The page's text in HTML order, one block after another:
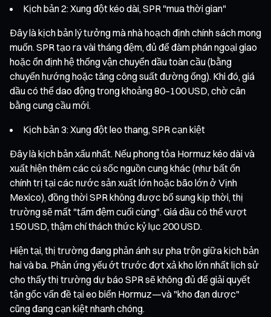
Kịch bản 2: Xung đột kéo dài, SPR "mua thời gian"
Đây là kịch bản lý tưởng mà nhà hoạch định chính sách mong
muốn. SPR tạo ra vài tháng đệm, đủ để đàm phán ngoại giao
hoặc ổn định hệ thống vận chuyển dầu toàn cầu (bằng
chuyển hướng hoặc tăng công suất đường ống). Khi đó, giá
dầu có thể dao động trong khoảng 80–100 USD, chờ cân
bằng cung cầu mới.
Kịch bản 3: Xung đột leo thang, SPR cạn kiệt
Đây là kịch bản xấu nhất. Nếu phong tỏa Hormuz kéo dài và
xuất hiện thêm các cú sốc nguồn cung khác (như bất ổn
chính trị tại các nước sản xuất lớn hoặc bão lớn ở Vịnh
Mexico), đồng thời SPR không được bổ sung kịp thời, thị
trường sẽ mất "tấm đệm cuối cùng". Giá dầu có thể vượt
150 USD, thậm chí thách thức kỷ lục 200 USD.
Hiện tại, thị trường đang phản ánh sự pha trộn giữa kịch bản
hai và ba. Phản ứng yếu ớt trước đợt xả kho lớn nhất lịch sử
cho thấy thị trường dự báo SPR sẽ không đủ để giải quyết
tận gốc vấn đề tại eo biển Hormuz—và "kho đạn dược"
cũng đang cạn kiệt nhanh chóng.